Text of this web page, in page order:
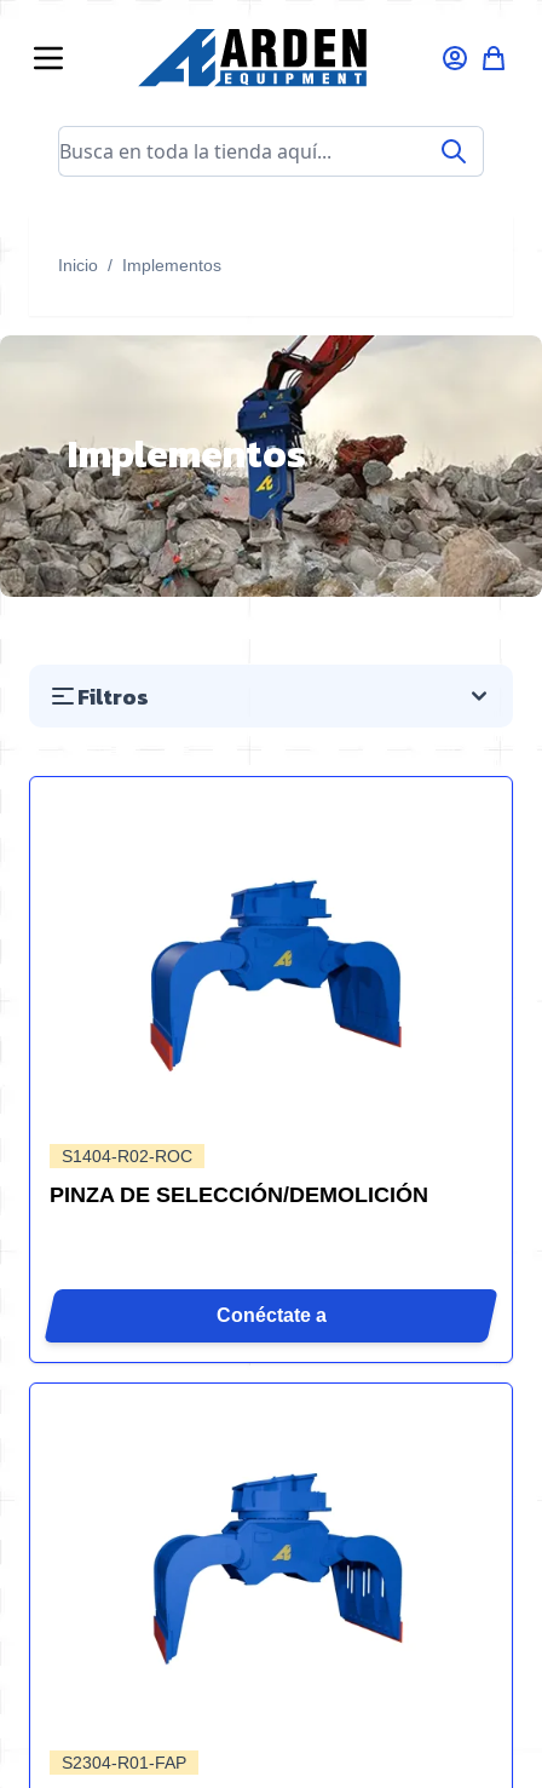
Busca en toda la tienda aquí...
Inicio / Implementos
Implementos
Filtros
S1404-R02-ROC
PINZA DE SELECCIÓN/DEMOLICIÓN
Conéctate a
S2304-R01-FAP